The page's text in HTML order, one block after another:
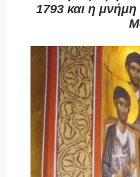
1793 και η μνήμη